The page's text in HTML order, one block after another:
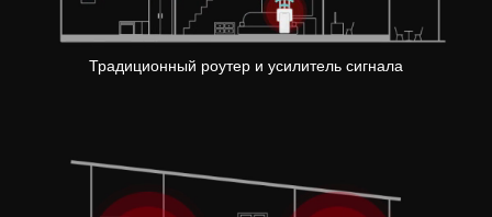
Традиционный роутер и усилитель сигнала